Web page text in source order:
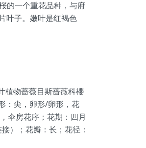
的一个重花品种，与府
叶子。嫩叶是红褐色
物蔷薇目斯蔷薇科櫻
：尖，卵形/卵形，花
伞房花序；花期：四月
）；花瓣：长；花径：